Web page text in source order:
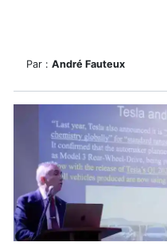
Par : André Fauteux